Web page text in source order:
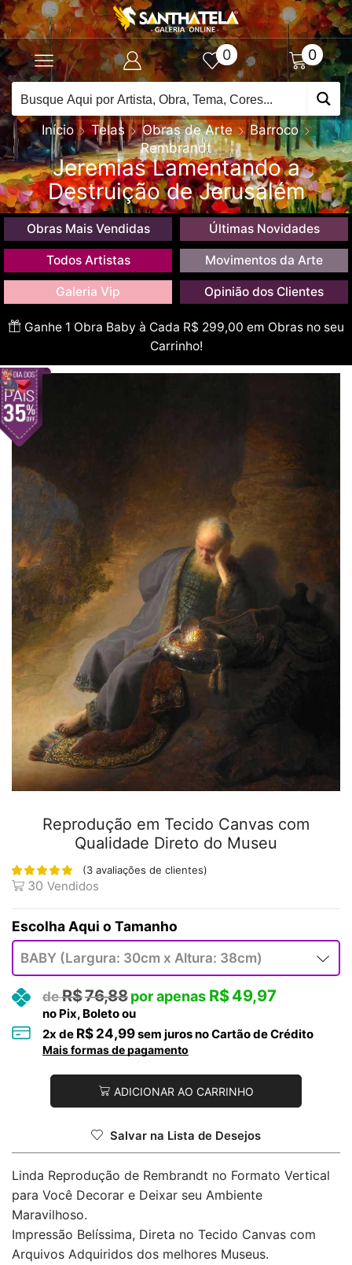
0 0
Início Telas Obras de Arte
Barroco
Rembrandt
Jeremias Lamentando a
Destruição de Jerusalém
Obras Mais Vendidas Últimas Novidades
Todos Artistas Movimentos da Arte
Galeria Vip Opinião dos Clientes
Ganhe 1 Obra Baby à Cada R$ 299,00 em Obras no seu
Carrinho!
Reprodução em Tecido Canvas com
Qualidade Direto do Museu
(3 avaliações de clientes)
30 Vendidos
Tamanho
R$76,88 R$49,97
no Pix, Boleto ou
2x de R$ 24,99sem juros no Cartão de Crédito
Mais formas de pagamento
ADICIONAR AO CARRINHO
Salvar na Lista de Desejos
Linda Reprodução de Rembrandt no Formato Vertical
para Você Decorar e Deixar seu Ambiente
Maravilhoso.
Impressão Belíssima, Direta no Tecido Canvas com
Arquivos Adquiridos dos melhores Museus.